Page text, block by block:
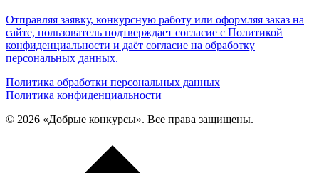
Отправляя заявку, конкурсную работу или оформляя заказ на
сайте, пользователь подтверждает согласие с Политикой
конфиденциальности и даёт согласие на обработку
персональных данных.
Политика обработки персональных данных
Политика конфиденциальности
© 2026 «Добрые конкурсы». Все права защищены.